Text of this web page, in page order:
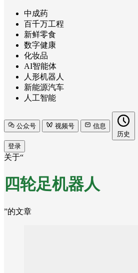
中成药
百千万工程
新鲜零食
数字健康
化妆品
AI智能体
人形机器人
新能源汽车
人工智能
公众号 视频号
信息
历史
登录
关于“
四轮足机器人
”的文章